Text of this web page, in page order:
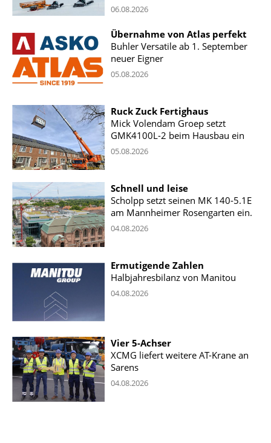
06.08.2026
Übernahme von Atlas perfekt
Buhler Versatile ab 1. September
neuer Eigner
05.08.2026
Ruck Zuck Fertighaus
Mick Volendam Groep setzt
GMK4100L-2 beim Hausbau ein
05.08.2026
Schnell und leise
Scholpp setzt seinen MK 140-5.1E
am Mannheimer Rosengarten ein.
04.08.2026
Ermutigende Zahlen
Halbjahresbilanz von Manitou
04.08.2026
Vier 5-Achser
XCMG liefert weitere AT-Krane an
Sarens
04.08.2026